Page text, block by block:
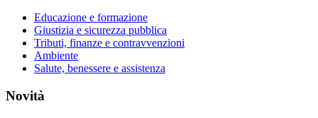
Educazione e formazione
Giustizia e sicurezza pubblica
Tributi, finanze e contravvenzioni
Ambiente
Salute, benessere e assistenza
Novità